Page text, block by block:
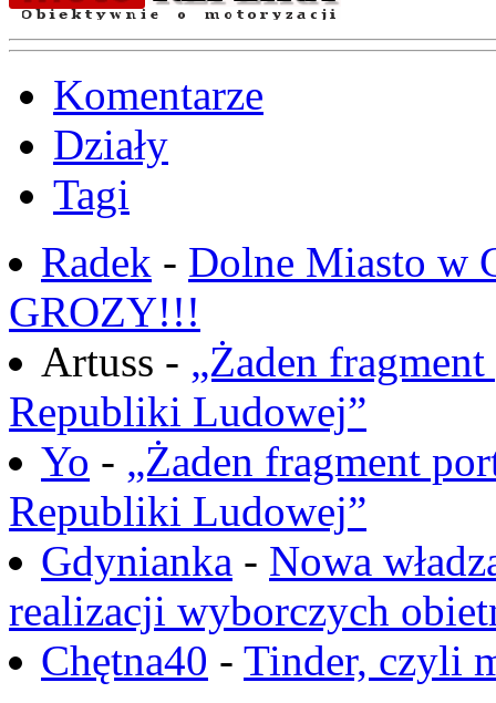
Komentarze
Działy
Tagi
Radek - Dolne Miasto w
GROZY!!!
Artuss - „Żaden
Republiki Ludowej”
Yo - „Żaden fragment
Republiki Ludowej”
Gdynianka - Nowa
realizacji wyborczych
Chętna40 - Tinder, czyli